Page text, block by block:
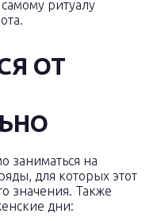
ритуалу
ОТ
заниматься на
для которых этот
значения. Также
дни: